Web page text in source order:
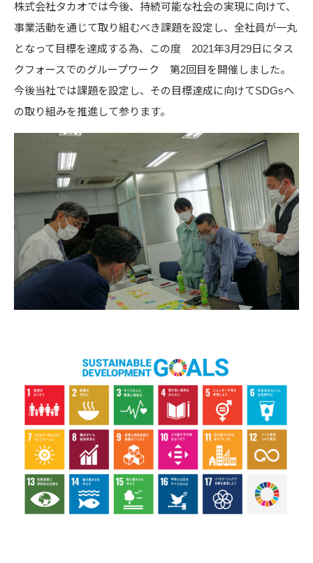
株式会社タカオでは今後、持続可能な社会の実現に向けて、
事業活動を通じて取り組むべき課題を設定し、全社員が一丸
となって目標を達成する為、この度 2021年3月29日にタス
クフォースでのグループワーク 第2回目を開催しました。
今後当社では課題を設定し、その目標達成に向けてSDGsへ
の取り組みを推進して参ります。